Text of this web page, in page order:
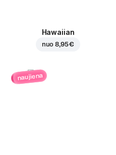
Hawaiian
nuo8,95 €
naujiena